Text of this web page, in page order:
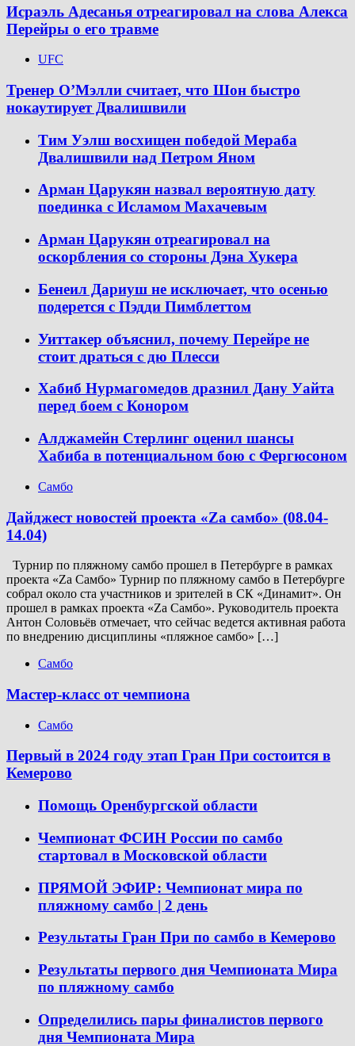
Исраэль Адесанья отреагировал на слова Алекса
Перейры о его травме
UFC
Тренер О’Мэлли считает, что Шон быстро
нокаутирует Двалишвили
Тим Уэлш восхищен победой Мераба
Двалишвили над Петром Яном
Арман Царукян назвал вероятную дату
поединка с Исламом Махачевым
Арман Царукян отреагировал на
оскорбления со стороны Дэна Хукера
Бенеил Дариуш не исключает, что осенью
подерется с Пэдди Пимблеттом
Уиттакер объяснил, почему Перейре не
стоит драться с дю Плесси
Хабиб Нурмагомедов дразнил Дану Уайта
перед боем с Конором
Алджамейн Стерлинг оценил шансы
Хабиба в потенциальном бою с Фергюсоном
Самбо
Дайджест новостей проекта «Zа самбо» (08.04-
14.04)
Турнир по пляжному самбо прошел в Петербурге в рамках
проекта «Za Самбо» Турнир по пляжному самбо в Петербурге
собрал около ста участников и зрителей в СК «Динамит». Он
прошел в рамках проекта «Za Самбо». Руководитель проекта
Антон Соловьёв отмечает, что сейчас ведется активная работа
по внедрению дисциплины «пляжное самбо» […]
Самбо
Мастер-класс от чемпиона
Самбо
Первый в 2024 году этап Гран При состоится в
Кемерово
Помощь Оренбургской области
Чемпионат ФСИН России по самбо
стартовал в Московской области
ПРЯМОЙ ЭФИР: Чемпионат мира по
пляжному самбо | 2 день
Результаты Гран При по самбо в Кемерово
Результаты первого дня Чемпионата Мира
по пляжному самбо
Определились пары финалистов первого
дня Чемпионата Мира